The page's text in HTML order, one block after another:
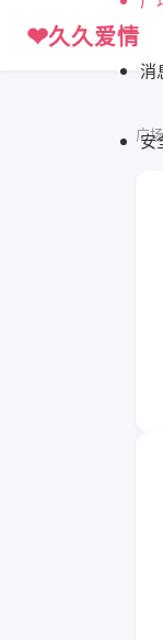
❤久久爱情
消
安
广场